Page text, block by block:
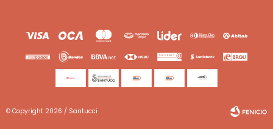
© Copyright 2026 / Santucci